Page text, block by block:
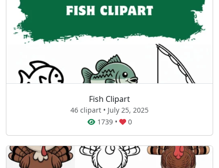
Fish Clipart
46 clipart • July 25, 2025
1739• 0